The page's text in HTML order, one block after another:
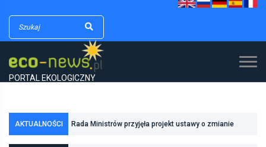
PORTAL EKOLOGICZNY
AKTUALNOŚCI